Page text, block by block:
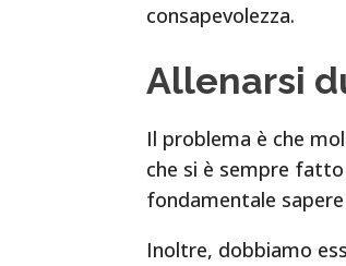
consapevolezza.
Allenarsi
Il problema è che
che si è sempre
fondamentale
Inoltre, dobbiamo